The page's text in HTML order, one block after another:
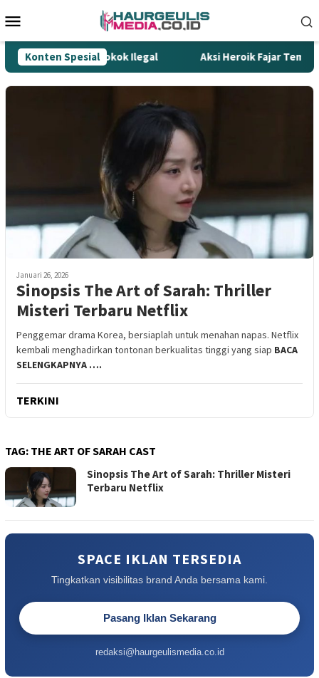
ke
Mobile
Konten Spesial
Gempur Rokok Ilegal Aksi Heroik Fajar Temukan
Januari 26, 2026
Sinopsis The Art of Sarah: Thriller
Misteri Terbaru Netflix
Penggemar drama Korea, bersiaplah untuk menahan napas. Netflix
kembali menghadirkan tontonan berkualitas tinggi yang siap BACA
SELENGKAPNYA ….
TERKINI
TAG: THE ART OF SARAH CAST
Sinopsis The Art of Sarah: Thriller Misteri
Terbaru Netflix
SPACE IKLAN TERSEDIA
Tingkatkan visibilitas brand Anda bersama kami.
Pasang Iklan Sekarang
redaksi@haurgeulismedia.co.id